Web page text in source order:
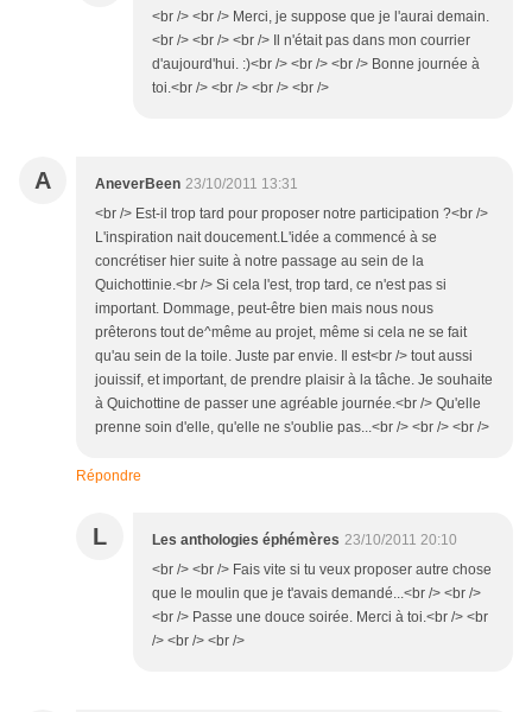
<br /> <br /> Merci, je suppose que je l'aurai demain.
<br /> <br /> <br /> Il n'était pas dans mon courrier
d'aujourd'hui. :)<br /> <br /> <br /> Bonne journée à
toi.<br /> <br /> <br /> <br />
A AneverBeen 23/10/2011 13:31
<br /> Est-il trop tard pour proposer notre participation ?<br />
L'inspiration nait doucement.L'idée a commencé à se
concrétiser hier suite à notre passage au sein de la
Quichottinie.<br /> Si cela l'est, trop tard, ce n'est pas si
important. Dommage, peut-être bien mais nous nous
prêterons tout de^même au projet, même si cela ne se fait
qu'au sein de la toile. Juste par envie. Il est<br /> tout aussi
jouissif, et important, de prendre plaisir à la tâche. Je souhaite
à Quichottine de passer une agréable journée.<br /> Qu'elle
prenne soin d'elle, qu'elle ne s'oublie pas...<br /> <br /> <br />
Répondre
L Les anthologies éphémères 23/10/2011 20:10
<br /> <br /> Fais vite si tu veux proposer autre chose
que le moulin que je t'avais demandé...<br /> <br />
<br /> Passe une douce soirée. Merci à toi.<br /> <br
/> <br /> <br />